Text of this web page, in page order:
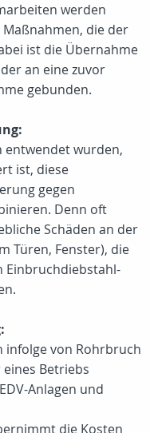
werden
die der
ist die Übernahme
an eine zuvor
gebunden.
entwendet wurden,
ist, diese
gegen
Denn oft
Schäden an der
Türen, Fenster), die
infolge von Rohrbruch
Betriebs
Anlagen und
die Kosten